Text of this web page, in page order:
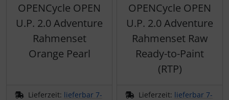
OPENCycle OPEN
U.P. 2.0 Adventure
Rahmenset
Orange Pearl
Lieferzeit: lieferbar 7-
OPENCycle OPEN
U.P. 2.0 Adventure
Rahmenset Raw
Ready-to-Paint
(RTP)
Lieferzeit: lieferbar 7-
Vorbauten
Faserwerk
Feedback Sports
Fulcrum